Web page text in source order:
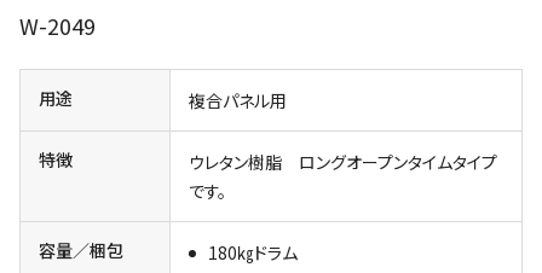
W-2049
用途 複合パネル用
特徴
ウレタン樹脂 ロングオープンタイムタイプ
です。
容量／梱包 180㎏ドラム